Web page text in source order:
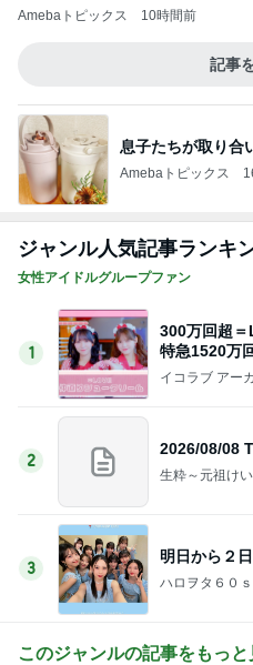
Amebaトピックス 10時間前
記事
息子たちが取り合
Amebaトピックス
ジャンル人気記事ランキ
女性アイドルグループファン
1
300万回超
特急1520万
イコラブ アー
2
2026/08/08
生粋～元祖け
3
明日から２
ハロヲタ６０
このジャンルの記事をもっと